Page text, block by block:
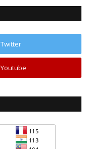
Twitter
Youtube